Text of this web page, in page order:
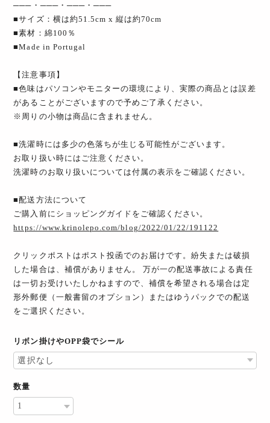
───・───・───・───
■サイズ：横は約51.5cm x 縦は約70cm
■素材：綿100％
■Made in Portugal
【注意事項】
■色味はパソコンやモニターの環境により、実際の商品とは誤差
があることがございますので予めご了承ください。
※周りの小物は商品に含まれません。
■洗濯時には多少の色落ちが生じる可能性がございます。
お取り扱い時にはご注意ください。
洗濯時のお取り扱いについては付属の表示をご確認ください。
■配送方法について
ご購入前にショッピングガイドをご確認ください。
https://www.krinolepo.com/blog/2022/01/22/191122
クリックポストはポスト投函でのお届けです。紛失または破損
した場合は、補償がありません。 万が一の配送事故による責任
は一切お受けいたしかねますので、補償を希望される場合は定
形外郵便（一般書留のオプション）またはゆうパックでの配送
をご選択ください。
リボン掛けやOPP袋でシール
数量